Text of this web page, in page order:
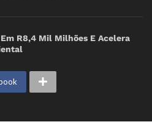
R8,4 Mil Milhões E Acelera